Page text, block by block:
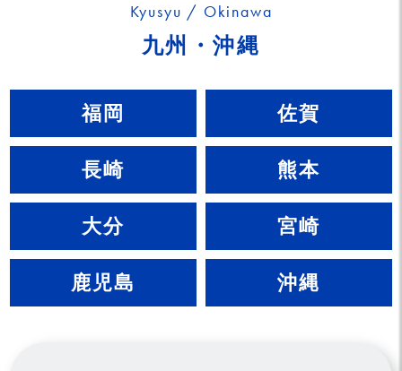
Kyusyu / Okinawa
九州・沖縄
福岡 佐賀
長崎 熊本
大分 宮崎
鹿児島 沖縄